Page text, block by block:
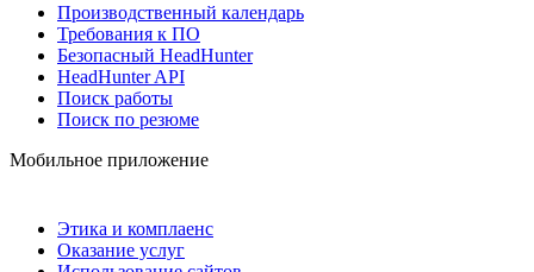
Производственный календарь
Требования к ПО
Безопасный HeadHunter
HeadHunter API
Поиск работы
Поиск по резюме
Мобильное приложение
Этика и комплаенс
Оказание услуг